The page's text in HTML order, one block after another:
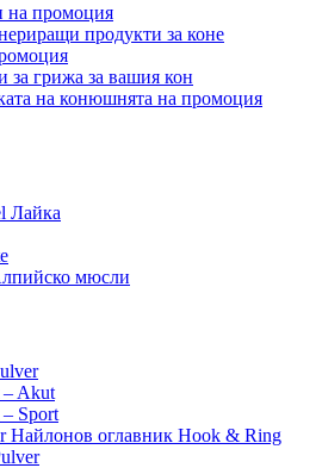
на промоция
продукти за коне
за грижа за вашия кон
на конюшнята на промоция
Лайка
мюсли
Akut
Sport
Найлонов оглавник Hook & Ring